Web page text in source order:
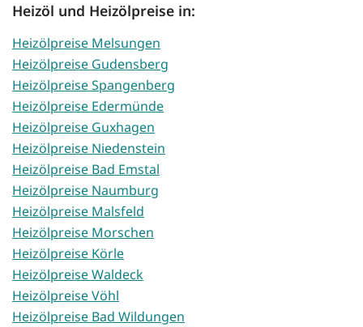
Heizöl und Heizölpreise in:
Heizölpreise Melsungen
Heizölpreise Gudensberg
Heizölpreise Spangenberg
Heizölpreise Edermünde
Heizölpreise Guxhagen
Heizölpreise Niedenstein
Heizölpreise Bad Emstal
Heizölpreise Naumburg
Heizölpreise Malsfeld
Heizölpreise Morschen
Heizölpreise Körle
Heizölpreise Waldeck
Heizölpreise Vöhl
Heizölpreise Bad Wildungen